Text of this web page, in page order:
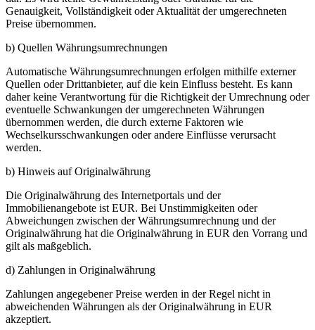
Genauigkeit, Vollständigkeit oder Aktualität der umgerechneten
Preise übernommen.
b) Quellen Währungsumrechnungen
Automatische Währungsumrechnungen erfolgen mithilfe externer
Quellen oder Drittanbieter, auf die kein Einfluss besteht. Es kann
daher keine Verantwortung für die Richtigkeit der Umrechnung oder
eventuelle Schwankungen der umgerechneten Währungen
übernommen werden, die durch externe Faktoren wie
Wechselkursschwankungen oder andere Einflüsse verursacht
werden.
b) Hinweis auf Originalwährung
Die Originalwährung des Internetportals und der
Immobilienangebote ist EUR. Bei Unstimmigkeiten oder
Abweichungen zwischen der Währungsumrechnung und der
Originalwährung hat die Originalwährung in EUR den Vorrang und
gilt als maßgeblich.
d) Zahlungen in Originalwährung
Zahlungen angegebener Preise werden in der Regel nicht in
abweichenden Währungen als der Originalwährung in EUR
akzeptiert.